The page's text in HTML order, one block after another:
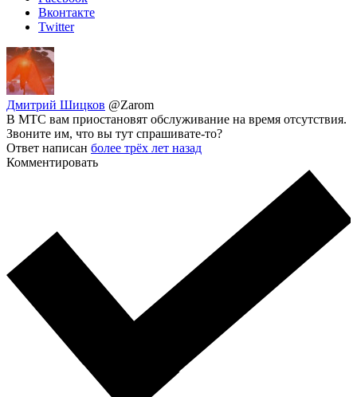
Вконтакте
Twitter
Дмитрий Шицков @Zarom
В МТС вам приостановят обслуживание на время отсутствия.
Звоните им, что вы тут спрашивате-то?
Ответ написан более трёх лет назад
Комментировать